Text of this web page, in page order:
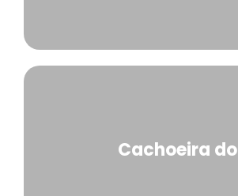
Cachoeira do